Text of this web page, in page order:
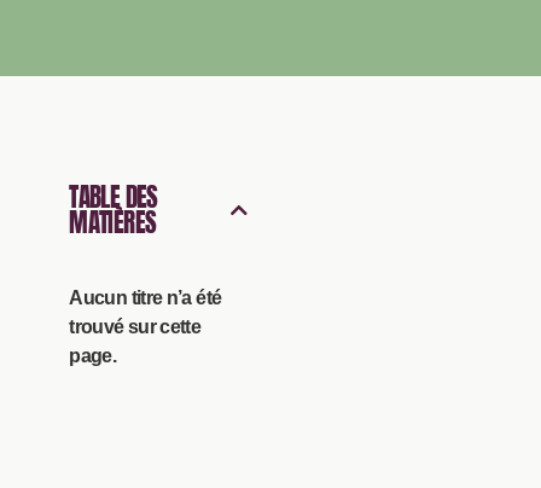
TABLE DES
MATIÈRES
Aucun titre n’a été
trouvé sur cette
page.